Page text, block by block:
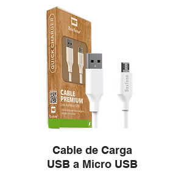
Cable de Carga
USB a Micro USB